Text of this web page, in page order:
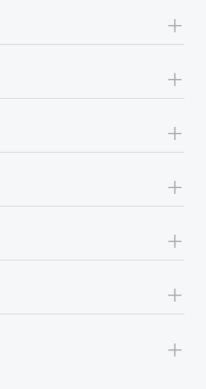
+
+
+
+
+
+
+